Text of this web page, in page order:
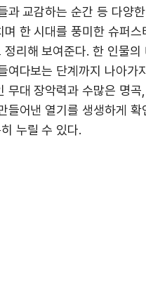
과 교감하는 순간 등 다양
며 한 시대를 풍미한 슈퍼스
리해 보여준다. 한 인물의
여다보는 단계까지 나아가
무대 장악력과 수많은 명곡
들어낸 열기를 생생하게 확
누릴 수 있다.